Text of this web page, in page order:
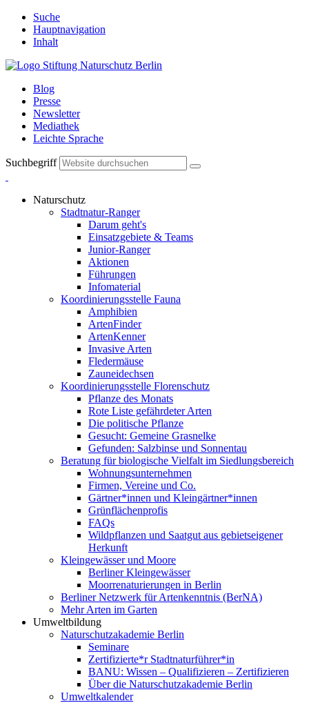
Suche
Hauptnavigation
Inhalt
Blog
Presse
Newsletter
Mediathek
Leichte Sprache
Suchbegriff
Naturschutz
Stadtnatur-Ranger
Darum geht's
Einsatzgebiete & Teams
Junior-Ranger
Aktionen
Führungen
Infomaterial
Koordinierungsstelle Fauna
Amphibien
ArtenFinder
ArtenKenner
Invasive Arten
Fledermäuse
Zauneidechsen
Koordinierungsstelle Florenschutz
Pflanze des Monats
Rote Liste gefährdeter Arten
Die politische Pflanze
Gesucht: Gemeine Grasnelke
Gefunden: Salzbinse und Sonnentau
Beratung für biologische Vielfalt im Siedlungsbereich
Wohnungsunternehmen
Firmen, Vereine und Co.
Gärtner*innen und Kleingärtner*innen
Grünflächenprofis
FAQs
Wildpflanzen und Saatgut aus gebietseigener
Herkunft
Kleingewässer und Moore
Berliner Kleingewässer
Moorrenaturierungen in Berlin
Berliner Netzwerk für Artenkenntnis (BerNA)
Mehr Arten im Garten
Umweltbildung
Naturschutzakademie Berlin
Seminare
Zertifizierte*r Stadtnaturführer*in
BANU: Wissen – Qualifizieren – Zertifizieren
Über die Naturschutzakademie Berlin
Umweltkalender